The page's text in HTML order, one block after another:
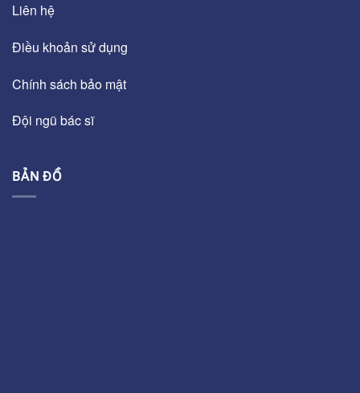
Liên hệ
Điều khoản sử dụng
Chính sách bảo mật
Đội ngũ bác sĩ
BẢN ĐỒ